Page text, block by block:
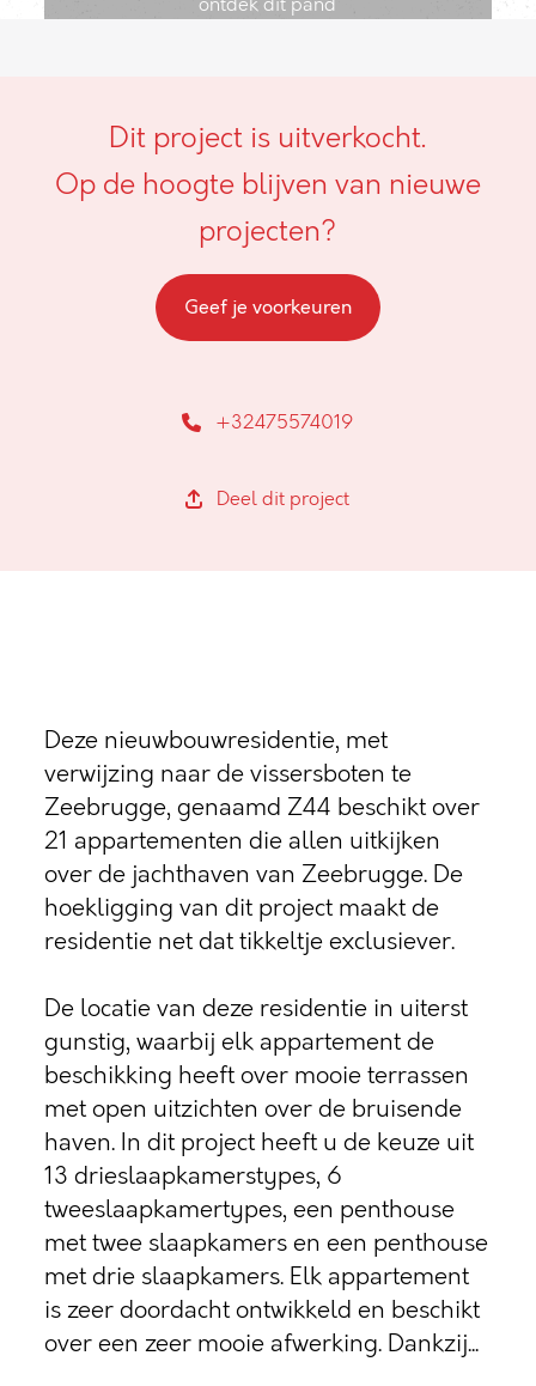
Dit project is uitverkocht.
Op de hoogte blijven van nieuwe
projecten?
Geef je voorkeuren
+32475574019
Deel dit project
Deze nieuwbouwresidentie, met
verwijzing naar de vissersboten te
Zeebrugge, genaamd Z44 beschikt over
21 appartementen die allen uitkijken
over de jachthaven van Zeebrugge. De
hoekligging van dit project maakt de
residentie net dat tikkeltje exclusiever.
De locatie van deze residentie in uiterst
gunstig, waarbij elk appartement de
beschikking heeft over mooie terrassen
met open uitzichten over de bruisende
haven. In dit project heeft u de keuze uit
13 drieslaapkamerstypes, 6
tweeslaapkamertypes, een penthouse
met twee slaapkamers en een penthouse
met drie slaapkamers. Elk appartement
is zeer doordacht ontwikkeld en beschikt
over een zeer mooie afwerking. Dankzij...